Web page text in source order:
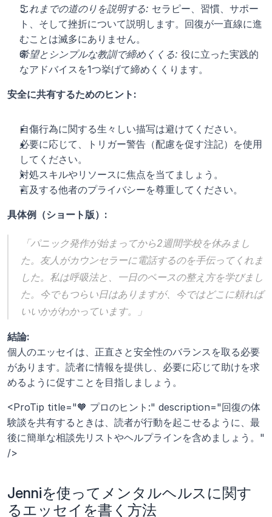
これまでの道のりを説明する: セラピー、習慣、サポー
ト、そして挫折について説明します。回復が一直線に進
むことは滅多にありません。
希望とシンプルな教訓で締めくくる: 役に立った実践的
なアドバイスを1つ挙げて締めくくります。
安全に共有するためのヒント:
自傷行為に関する生々しい描写は避けてください。
必要に応じて、トリガー警告（配慮を促す注記）を使用
してください。
対処スキルやリソースに焦点を当てましょう。
言及する他者のプライバシーを尊重してください。
具体例（ショート版）:
「パニック発作が始まってから2週間学校を休みまし
た。友人がカウンセラーに電話するのを手伝ってくれま
した。私は呼吸法と、一日のペースの整え方を学びまし
た。今でもつらい日はありますが、今ではどこに頼れば
いいかがわかっています。」
結論:
個人のエッセイは、正直さと安全性のバランスを取る必要
があります。読者に情報を提供し、必要に応じて助けを求
めるように促すことを目指しましょう。
<ProTip title="🧡 プロのヒント:" description="回復の体
験談を共有するときは、読者が行動を起こせるように、最
後に簡単な相談先リストやヘルプラインを含めましょう。"
/>
Jenniを使ってメンタルヘルスに関す
るエッセイを書く方法